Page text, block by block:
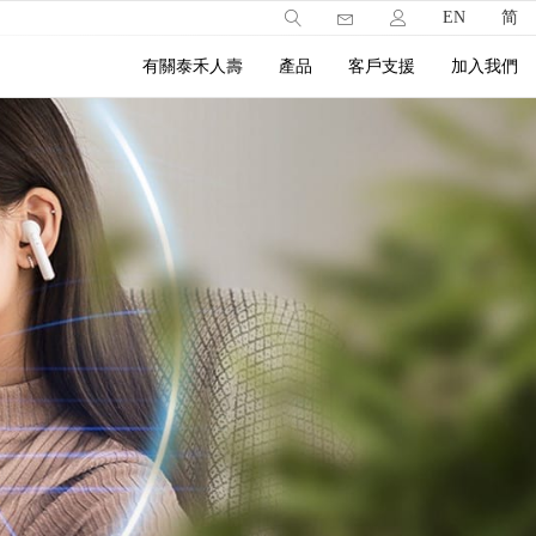
EN 简
有關泰禾人壽 產品 客戶支援 加入我們